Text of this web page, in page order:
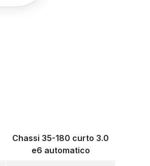
Chassi 35-180 curto 3.0
e6 automatico